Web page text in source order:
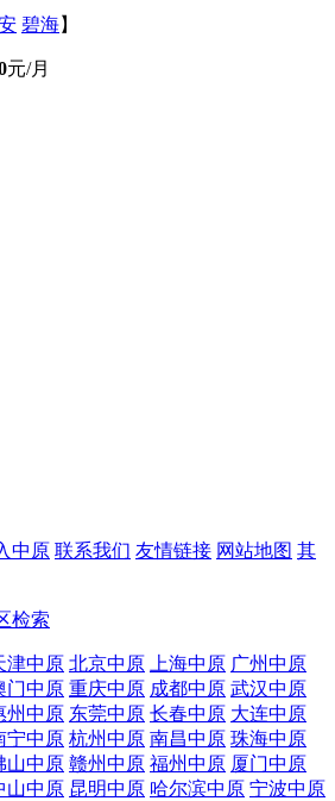
碧海】
元/月
中原 联系我们 友情链接 网站地图 其
检索
津中原 北京中原 上海中原 广州中原
门中原 重庆中原 成都中原 武汉中原
州中原 东莞中原 长春中原 大连中原
宁中原 杭州中原 南昌中原 珠海中原
山中原 赣州中原 福州中原 厦门中原
山中原 昆明中原 哈尔滨中原 宁波中原